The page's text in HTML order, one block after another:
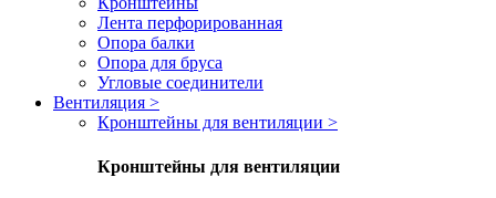
Лента перфорированная
Опора балки
Опора для бруса
Угловые соединители
Вентиляция >
Кронштейны для вентиляции >
Кронштейны для вентиляции